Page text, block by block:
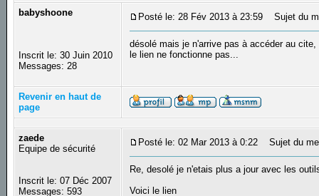
babyshoone
Inscrit le: 30 Juin 2010
Messages: 28
Posté le: 28 Fév 2013 à 23:59 Sujet du
désolé mais je n'arrive pas à accéder au cite,
le lien ne fonctionne pas...
Revenir en haut de
page
zaede
Equipe de sécurité
Inscrit le: 07 Déc 2007
Messages: 593
Posté le: 02 Mar 2013 à 0:22 Sujet du
Re, desolé je n'etais plus a jour avec les
Voici le lien